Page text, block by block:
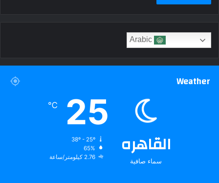
Weather
القاهره
سماء صافية
25
℃
65%
2.76 كيلومتر/ساعة